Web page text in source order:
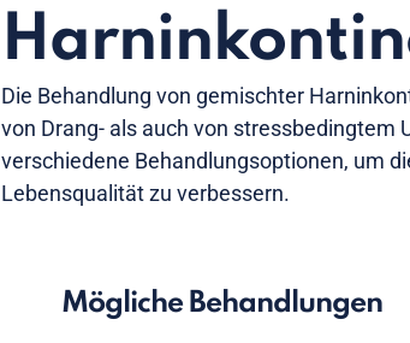
Die Behandlung von gemischter
von Drang- als auch von
verschiedene Behandlungsoptionen, um
Lebensqualität zu verbessern.
Mögliche Behandlungen